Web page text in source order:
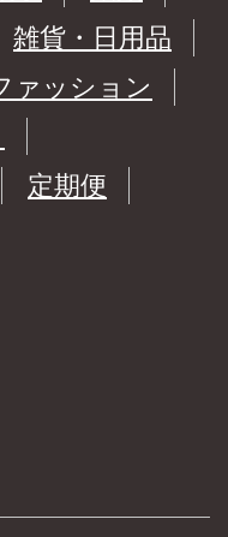
雑貨・日用品
ァッション
定期便